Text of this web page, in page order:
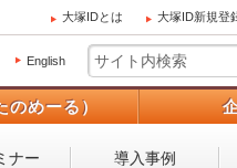
大塚IDとは 大塚ID新規登
English
のめーる）
ナー 導入事例